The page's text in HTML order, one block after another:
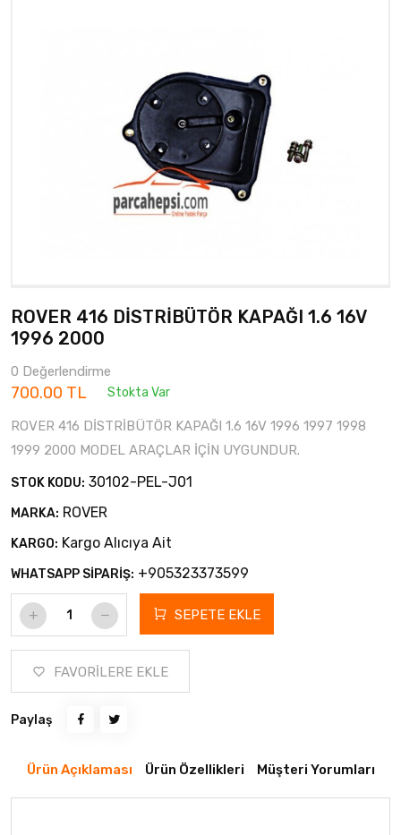
ROVER 416 DİSTRİBÜTÖR KAPAĞI 1.6 16V
1996 2000
0 Değerlendirme
700.00 TL Stokta Var
ROVER 416 DİSTRİBÜTÖR KAPAĞI 1.6 16V 1996 1997 1998
1999 2000 MODEL ARAÇLAR İÇİN UYGUNDUR.
STOK KODU: 30102-PEL-J01
MARKA: ROVER
KARGO: Kargo Alıcıya Ait
WHATSAPP SİPARİŞ: +905323373599
SEPETE EKLE
FAVORİLERE EKLE
Paylaş
Ürün Açıklaması Ürün Özellikleri Müşteri Yorumları